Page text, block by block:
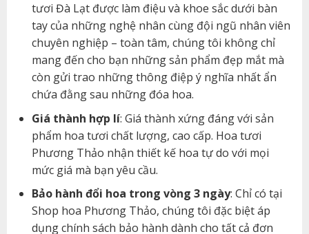
tươi Đà Lạt được làm điệu và khoe sắc dưới bàn
tay của những nghệ nhân cùng đội ngũ nhân viên
chuyên nghiệp – toàn tâm, chúng tôi không chỉ
mang đến cho bạn những sản phẩm đẹp mắt mà
còn gửi trao những thông điệp ý nghĩa nhất ẩn
chứa đằng sau những đóa hoa.
Giá thành hợp lí: Giá thành xứng đáng với sản
phẩm hoa tươi chất lượng, cao cấp. Hoa tươi
Phương Thảo nhận thiết kế hoa tự do với mọi
mức giá mà bạn yêu cầu.
Bảo hành đổi hoa trong vòng 3 ngày: Chỉ có tại
Shop hoa Phương Thảo, chúng tôi đặc biệt áp
dụng chính sách bảo hành dành cho tất cả đơn